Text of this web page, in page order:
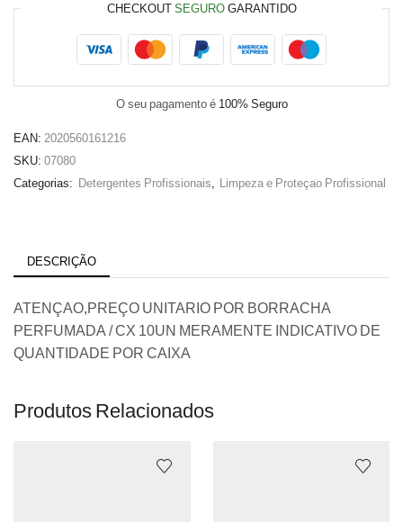
CHECKOUTSEGUROGARANTIDO
O seu pagamento é 100% Seguro
EAN: 2020560161216
SKU: 07080
Categorias: Detergentes Profissionais, Limpeza e Proteçao Profissional
DESCRIÇÃO
ATENÇAO,PREÇO UNITARIO POR BORRACHA
PERFUMADA / CX 10UN MERAMENTE INDICATIVO DE
QUANTIDADE POR CAIXA
Produtos Relacionados